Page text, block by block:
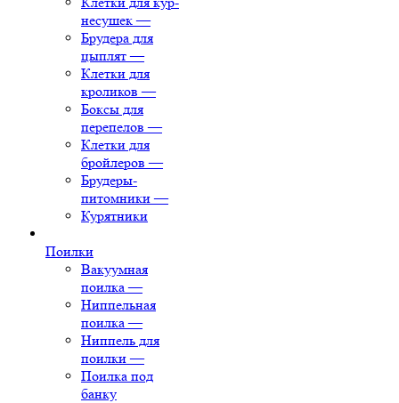
несушек —
Брудера для
цыплят —
Клетки для
кроликов —
Боксы для
перепелов —
Клетки для
бройлеров —
Брудеры-
питомники —
Курятники
Поилки
Вакуумная
поилка —
Ниппельная
поилка —
Ниппель для
поилки —
Поилка под
банку